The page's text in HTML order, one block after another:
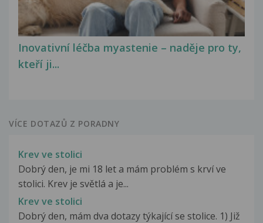
Inovativní léčba myastenie – naděje pro ty,
kteří ji...
VÍCE DOTAZŮ Z PORADNY
Krev ve stolici
Dobrý den, je mi 18 let a mám problém s krví ve
stolici. Krev je světlá a je...
Krev ve stolici
Dobrý den, mám dva dotazy týkající se stolice. 1) Již